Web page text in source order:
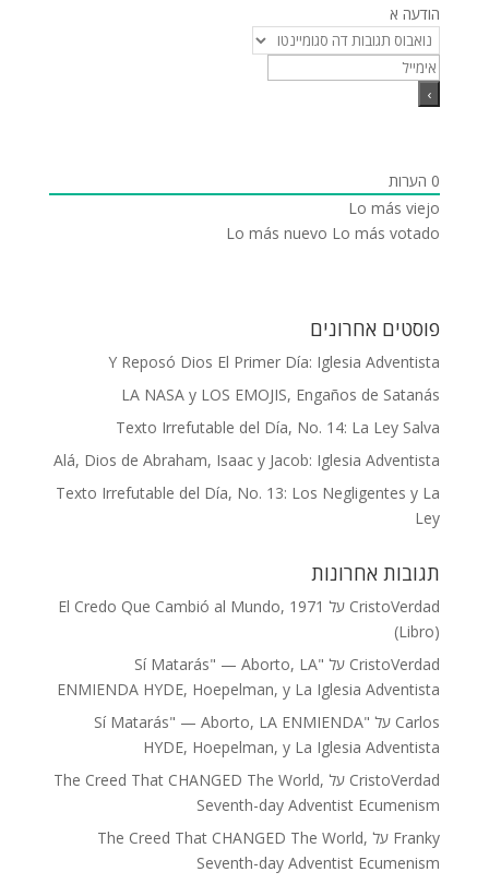
הודעה א
0 הערות
Lo más viejo
Lo más nuevo Lo más votado
פוסטים אחרונים
Y Reposó Dios El Primer Día: Iglesia Adventista
LA NASA y LOS EMOJIS, Engaños de Satanás
Texto Irrefutable del Día, No. 14: La Ley Salva
Alá, Dios de Abraham, Isaac y Jacob: Iglesia Adventista
Texto Irrefutable del Día, No. 13: Los Negligentes y La
Ley
תגובות אחרונות
CristoVerdad על El Credo Que Cambió al Mundo, 1971
(Libro)
CristoVerdad על "Sí Matarás" — Aborto, LA
ENMIENDA HYDE, Hoepelman, y La Iglesia Adventista
Carlos על "Sí Matarás" — Aborto, LA ENMIENDA
HYDE, Hoepelman, y La Iglesia Adventista
CristoVerdad על The Creed That CHANGED The World,
Seventh-day Adventist Ecumenism
Franky על The Creed That CHANGED The World,
Seventh-day Adventist Ecumenism